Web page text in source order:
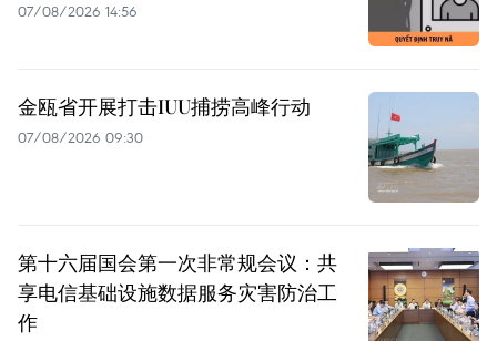
07/08/2026 14:56
金瓯省开展打击IUU捕捞高峰行动
07/08/2026 09:30
第十六届国会第一次非常规会议：共
享电信基础设施数据服务灾害防治工
作